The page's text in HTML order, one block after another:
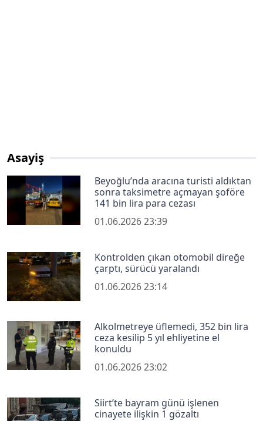
Asayiş
Beyoğlu’nda aracına turisti aldıktan
sonra taksimetre açmayan şoföre
141 bin lira para cezası
01.06.2026 23:39
Kontrolden çıkan otomobil direğe
çarptı, sürücü yaralandı
01.06.2026 23:14
Alkolmetreye üflemedi, 352 bin lira
ceza kesilip 5 yıl ehliyetine el
konuldu
01.06.2026 23:02
Siirt’te bayram günü işlenen
cinayete ilişkin 1 gözaltı